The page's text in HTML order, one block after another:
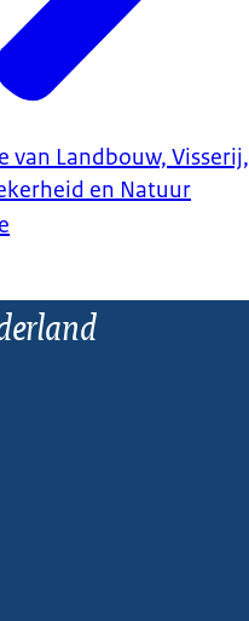
van Landbouw, Visserij,
en Natuur